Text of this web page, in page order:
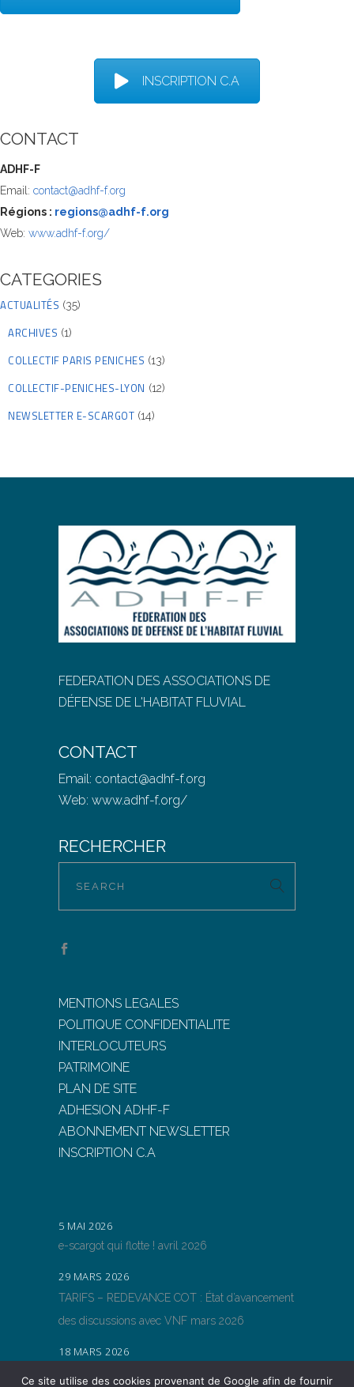
INSCRIPTION C.A
CONTACT
ADHF-F
Email: contact@adhf-f.org
Régions : regions@adhf-f.org
Web: www.adhf-f.org/
CATEGORIES
ACTUALITÉS (35)
ARCHIVES (1)
COLLECTIF PARIS PENICHES (13)
COLLECTIF-PENICHES-LYON (12)
NEWSLETTER E-SCARGOT (14)
FEDERATION DES ASSOCIATIONS DE
DÉFENSE DE L'HABITAT FLUVIAL
CONTACT
Email: contact@adhf-f.org
Web: www.adhf-f.org/
RECHERCHER
MENTIONS LEGALES
POLITIQUE CONFIDENTIALITE
INTERLOCUTEURS
PATRIMOINE
PLAN DE SITE
ADHESION ADHF-F
ABONNEMENT NEWSLETTER
INSCRIPTION C.A
5 MAI 2026
e-scargot qui flotte ! avril 2026
29 MARS 2026
TARIFS – REDEVANCE COT : État d’avancement
des discussions avec VNF mars 2026
18 MARS 2026
Ce site utilise des cookies provenant de Google afin de fournir